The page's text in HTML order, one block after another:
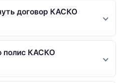
договор КАСКО
полис КАСКО